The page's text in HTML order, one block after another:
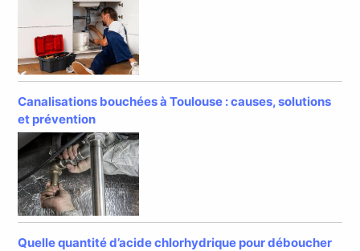
Canalisations bouchées à Toulouse : causes, solutions
et prévention
Quelle quantité d’acide chlorhydrique pour déboucher